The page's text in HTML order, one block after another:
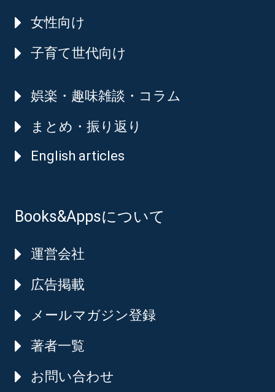
女性向け
子育て世代向け
娯楽・趣味雑談・コラム
まとめ・振り返り
English articles
Books&Appsについて
運営会社
広告掲載
メールマガジン登録
著者一覧
お問い合わせ